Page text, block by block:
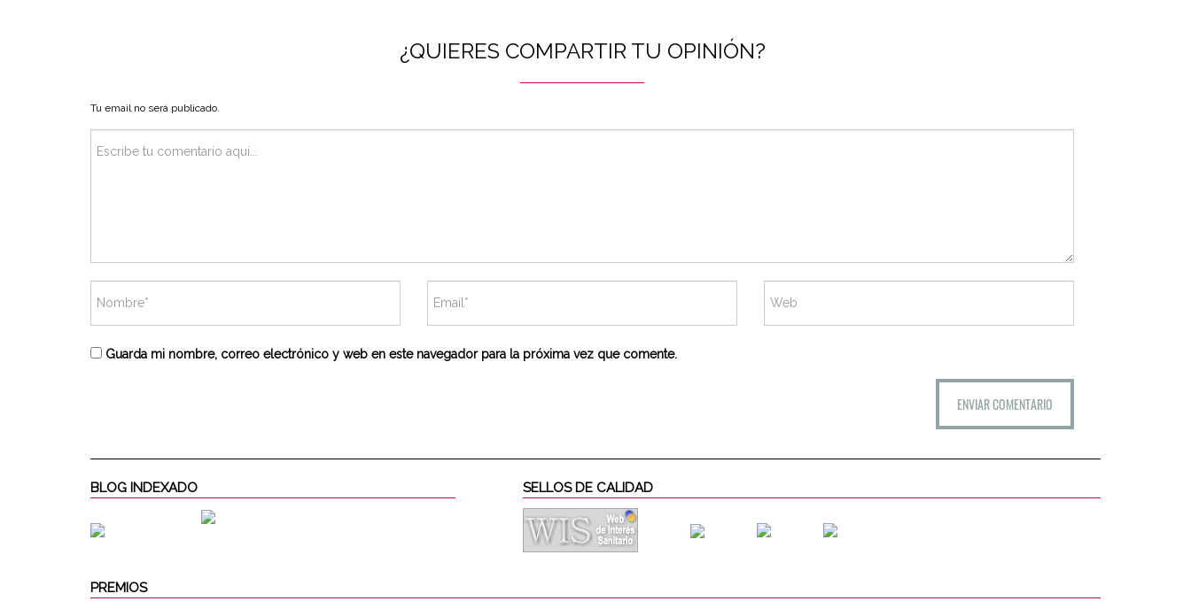
¿QUIERES COMPARTIR TU OPINIÓN?
Tu email no será publicado.
Guarda mi nombre, correo electrónico y web en este navegador para la próxima vez que comente.
BLOG INDEXADO SELLOS DE CALIDAD
PREMIOS